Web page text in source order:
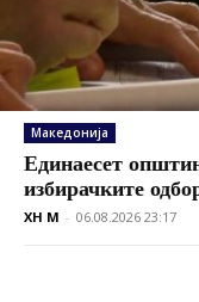
Македонија
Единаесет
избирачките
XH M - 06.08.2026 23:17